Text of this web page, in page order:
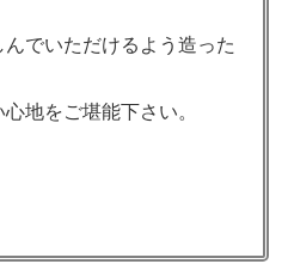
でいただけるよう造った
地をご堪能下さい。